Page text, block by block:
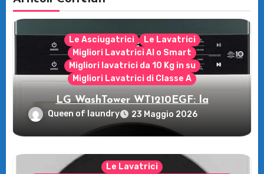
Le Asciugatrici
Le Lavatrici
Migliori Lavatrici AI o Smart
Migliori lavatrici da 10 Kg in su
Migliori Lavatrici di Classe A
LG WashTower WT1210EGF: la
rivoluzione intelligente per il tuo bucato!
Queen of laundry 23 Maggio 2026
Le Lavatrici